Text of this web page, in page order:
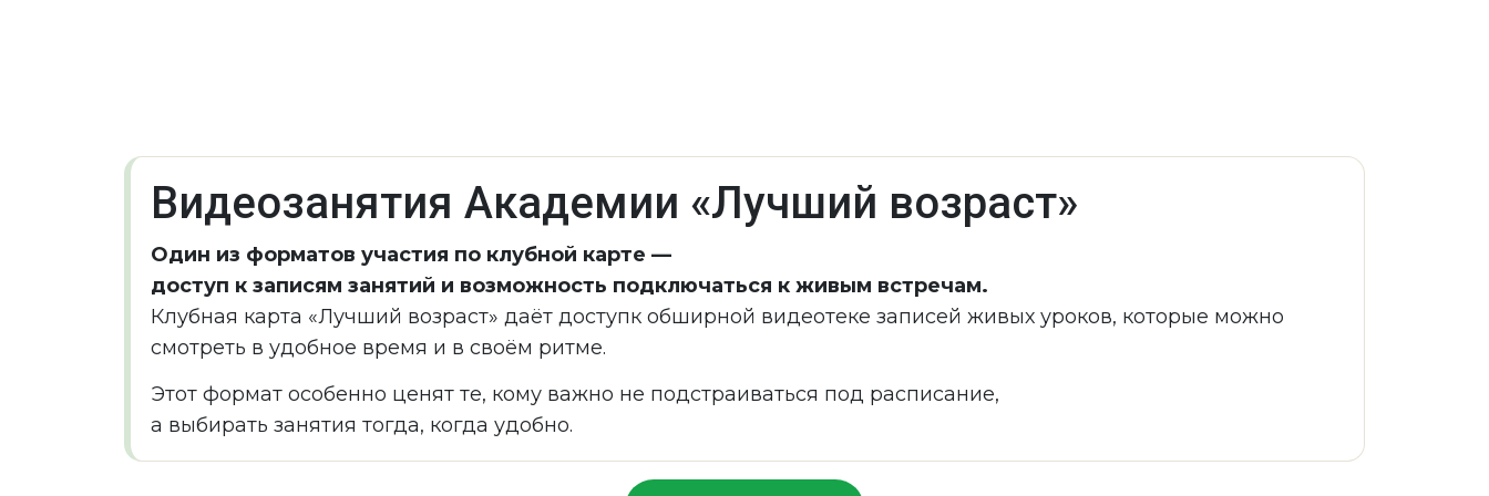
Видеозанятия Академии «Лучший возраст»
Один из форматов участия по клубной карте —
доступ к записям занятий и возможность подключаться к живым встречам.
Клубная карта «Лучший возраст» даёт доступк обширной видеотеке записей живых уроков, которые можно
смотреть в удобное время и в своём ритме.
Этот формат особенно ценят те, кому важно не подстраиваться под расписание,
а выбирать занятия тогда, когда удобно.